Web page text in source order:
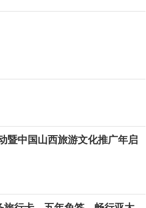
暨中国山西旅游文化推广年启